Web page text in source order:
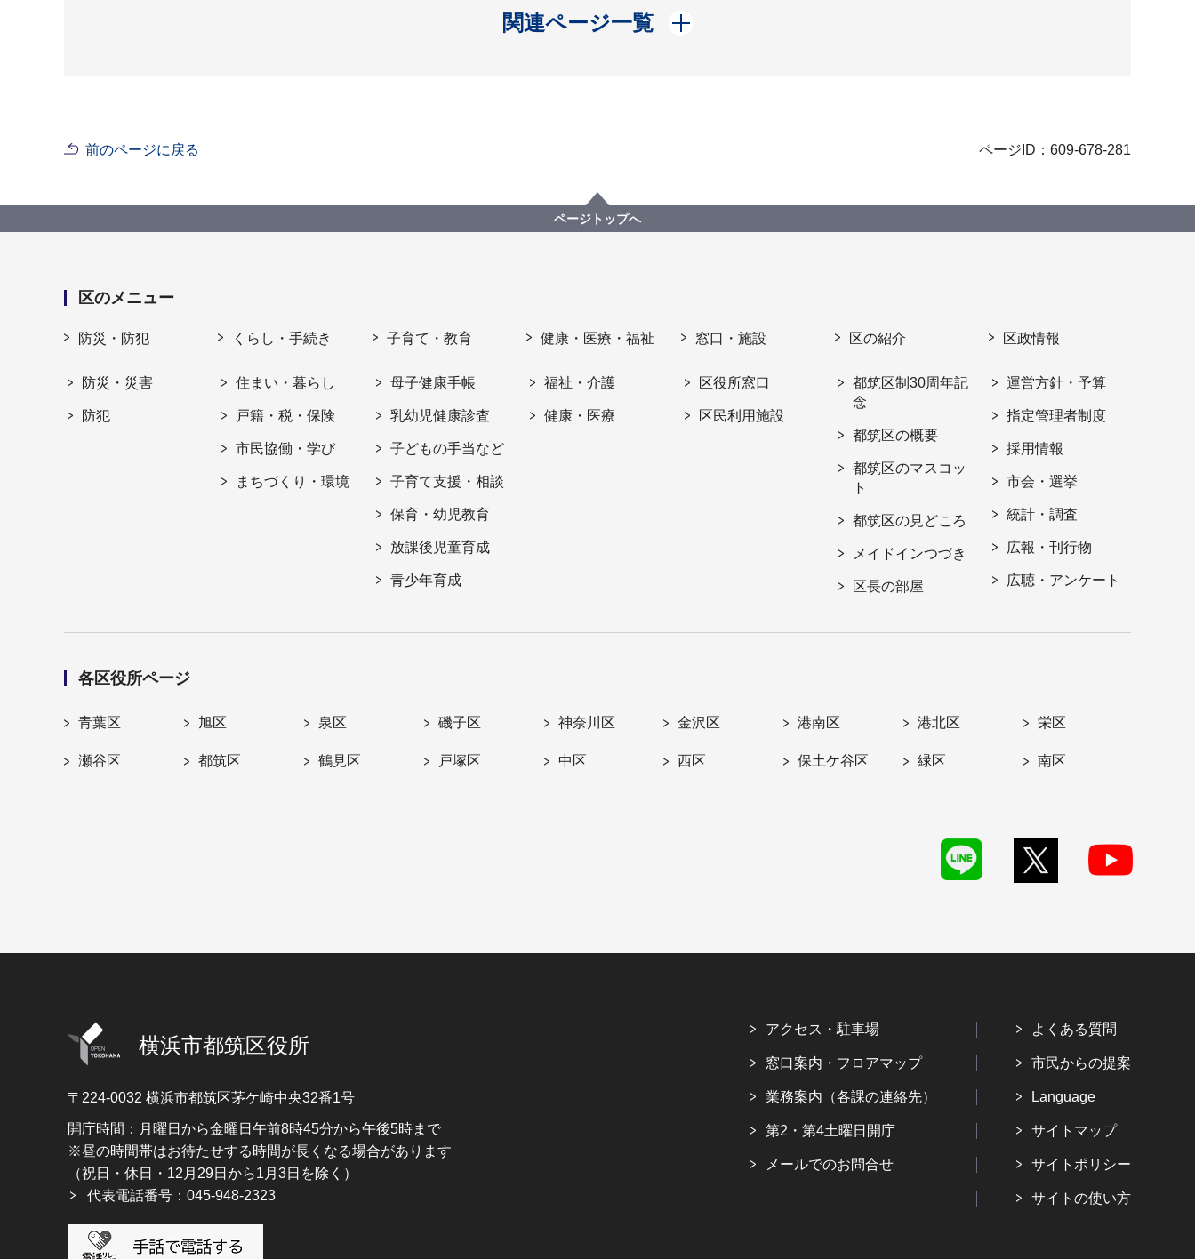
関連ページ一覧
開く
前のページに戻る ページID：609-678-281
ページトップへ
区のメニュー
防災・防犯
防災・災害
防犯
くらし・手続き
住まい・暮らし
戸籍・税・保険
市民協働・学び
まちづくり・環境
子育て・教育
母子健康手帳
乳幼児健康診査
子どもの手当など
子育て支援・相談
保育・幼児教育
放課後児童育成
青少年育成
健康・医療・福祉
福祉・介護
健康・医療
窓口・施設
区役所窓口
区民利用施設
区の紹介
都筑区制30周年記
念
都筑区の概要
都筑区のマスコッ
ト
都筑区の見どころ
メイドインつづき
区長の部屋
区政情報
運営方針・予算
指定管理者制度
採用情報
市会・選挙
統計・調査
広報・刊行物
広聴・アンケート
各区役所ページ
青葉区 旭区 泉区 磯子区 神奈川区 金沢区 港南区 港北区 栄区
瀬谷区 都筑区 鶴見区 戸塚区 中区 西区 保土ケ谷区 緑区 南区
横浜市都筑区役所
〒224-0032 横浜市都筑区茅ケ崎中央32番1号
開庁時間：月曜日から金曜日午前8時45分から午後5時まで
※昼の時間帯はお待たせする時間が長くなる場合があります
（祝日・休日・12月29日から1月3日を除く）
代表電話番号：045-948-2323
アクセス・駐車場
窓口案内・フロアマップ
業務案内（各課の連絡先）
第2・第4土曜日開庁
メールでのお問合せ
よくある質問
市民からの提案
Language
サイトマップ
サイトポリシー
サイトの使い方